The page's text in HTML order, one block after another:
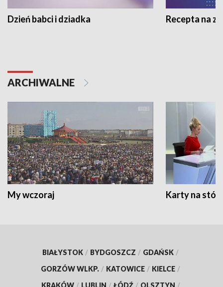
Dzień babci i dziadka Recepta na
ARCHIWALNE
My wczoraj Karty na
BIAŁYSTOK / BYDGOSZCZ / GDAŃSK /
GORZÓW WLKP. / KATOWICE / KIELCE /
KRAKÓW / LUBLIN / ŁÓDŹ / OLSZTYN /